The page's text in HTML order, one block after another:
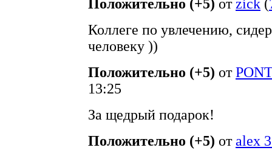
Положительно (+5) от zick (
Коллеге по увлечению,
человеку ))
Положительно (+5) от
13:25
За щедрый подарок!
Положительно (+5) отalex